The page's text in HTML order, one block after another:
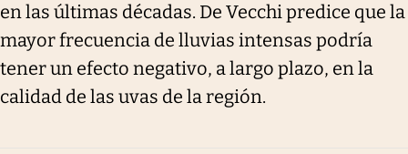
en las últimas décadas. De Vecchi predice que la
mayor frecuencia de lluvias intensas podría
tener un efecto negativo, a largo plazo, en la
calidad de las uvas de la región.